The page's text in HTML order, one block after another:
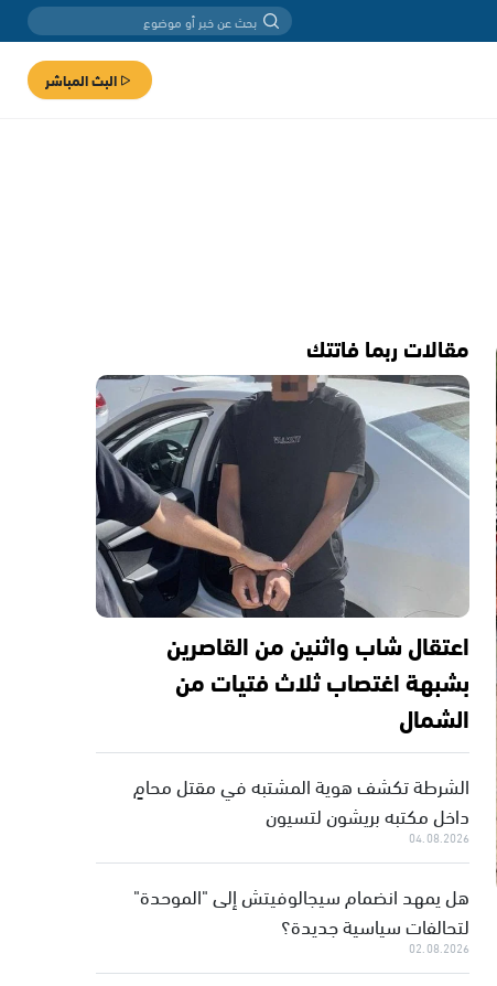
البث المباشر
مقالات ربما فاتتك
اعتقال شاب واثنين من القاصرين
بشبهة اغتصاب ثلاث فتيات من
الشمال
الشرطة تكشف هوية المشتبه في مقتل محامٍ
داخل مكتبه بريشون لتسيون
04.08.2026
هل يمهد انضمام سيجالوفيتش إلى "الموحدة"
لتحالفات سياسية جديدة؟
02.08.2026